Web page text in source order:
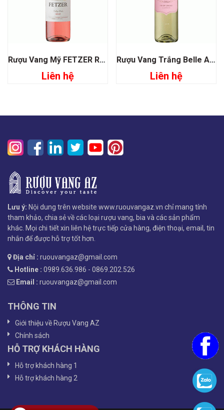
Rượu Vang Mỹ FETZER Rose Valley Oaks
Liên hệ
Rượu Vang Trắng Belle Ambiance Pinot Grigio
Liên hệ
Lưu ý: Nội dung trên website www.ruouvangaz.vn chỉ mang tính
tham khảo, chia sẻ về các loại rượu vang, bia và các sản phẩm
khác. Mọi chi tiết xin liên hệ trực tiếp cửa hàng, điện thoại, email, tin
nhắn để được hỗ trợ tốt hơn.
Địa chỉ : ruouvangaz@gmail.com
Hotline : 0989.636.986 - 0869.202.526
Email : ruouvangaz@gmail.com
THÔNG TIN
Giới thiệu về Rượu Vang AZ
Chính sách
HỖ TRỢ KHÁCH HÀNG
Hỗ trợ khách hàng 1
Hỗ trợ khách hàng 2